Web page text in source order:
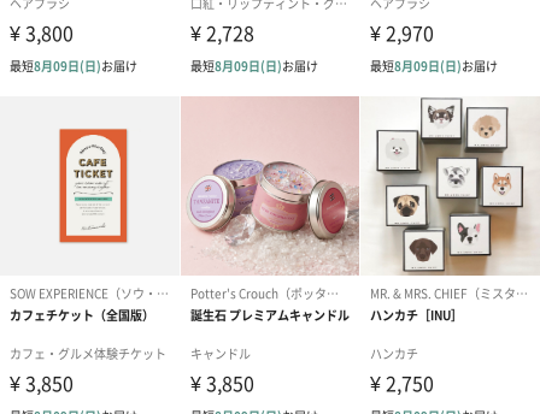
あり（280円）
メッセージカード（通常・写真・グリーティング）
誕生日や結婚祝い・出産祝いなど、様々なシーンのメッセージカ
ードを同梱します。
メッセージカードや封筒のデザインは一部変更する場合がありま